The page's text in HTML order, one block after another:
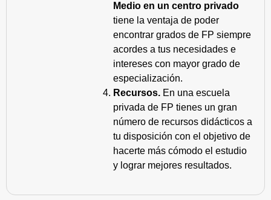
Medio en un centro privado
tiene la ventaja de poder
encontrar grados de FP siempre
acordes a tus necesidades e
intereses con mayor grado de
especialización.
Recursos. En una escuela
privada de FP tienes un gran
número de recursos didácticos a
tu disposición con el objetivo de
hacerte más cómodo el estudio
y lograr mejores resultados.